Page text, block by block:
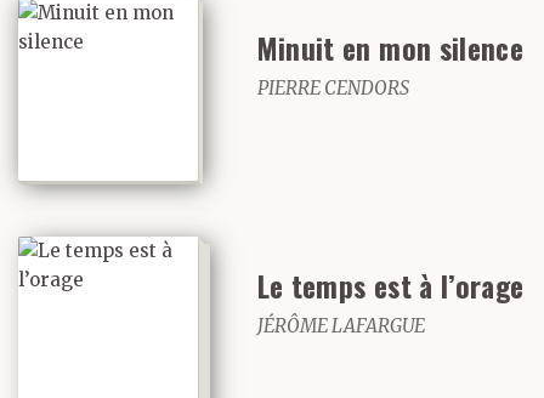
Minuit en mon silence
PIERRE CENDORS
Le temps est à l’orage
JÉRÔME LAFARGUE